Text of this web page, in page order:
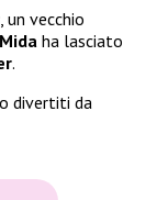
, un vecchio
Mida ha lasciato
.
divertiti da